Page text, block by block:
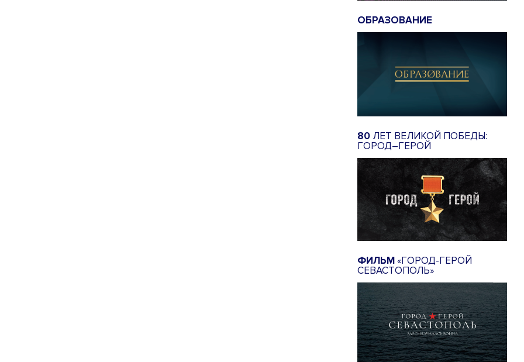
ОБРАЗОВАНИЕ
80 ЛЕТ ВЕЛИКОЙ ПОБЕДЫ:
ГОРОД–ГЕРОЙ
ФИЛЬМ«ГОРОД-ГЕРОЙ
СЕВАСТОПОЛЬ»